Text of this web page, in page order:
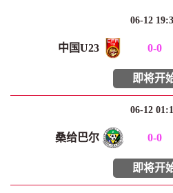
06-12
中国U23 0-0
即将开
06-12
桑给巴尔 0-0
即将开